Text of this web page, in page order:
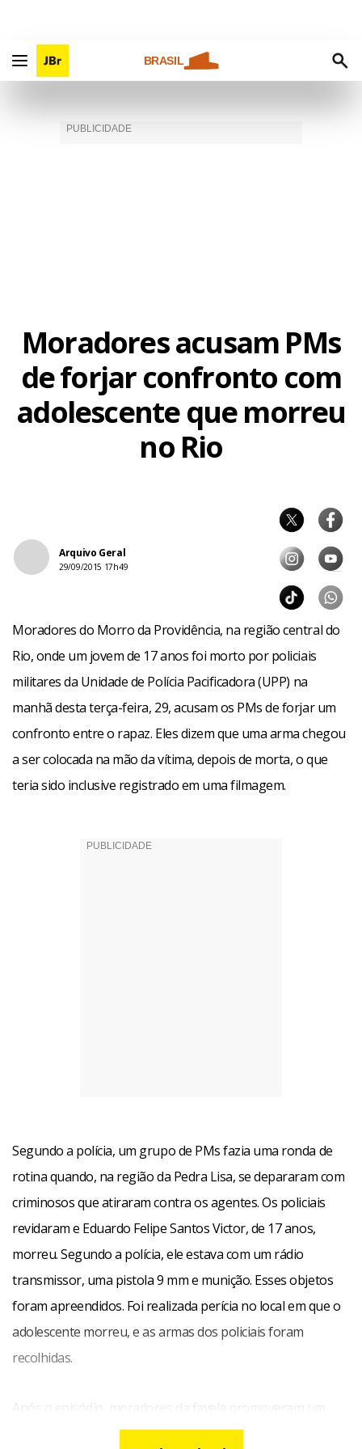
BRASIL
Moradores acusam PMs
de forjar confronto com
adolescente que morreu
no Rio
Arquivo Geral
29/09/2015 17h49
Moradores do Morro da Providência, na região central do
Rio, onde um jovem de 17 anos foi morto por policiais
militares da Unidade de Polícia Pacificadora (UPP) na
manhã desta terça-feira, 29, acusam os PMs de forjar um
confronto entre o rapaz. Eles dizem que uma arma chegou
a ser colocada na mão da vítima, depois de morta, o que
teria sido inclusive registrado em uma filmagem.
Segundo a polícia, um grupo de PMs fazia uma ronda de
rotina quando, na região da Pedra Lisa, se depararam com
criminosos que atiraram contra os agentes. Os policiais
revidaram e Eduardo Felipe Santos Victor, de 17 anos,
morreu. Segundo a polícia, ele estava com um rádio
transmissor, uma pistola 9 mm e munição. Esses objetos
foram apreendidos. Foi realizada perícia no local em que o
adolescente morreu, e as armas dos policiais foram
recolhidas.
Após o episódio, moradores da favela promoveram um
protesto na região da Rua da América, atrás da estação